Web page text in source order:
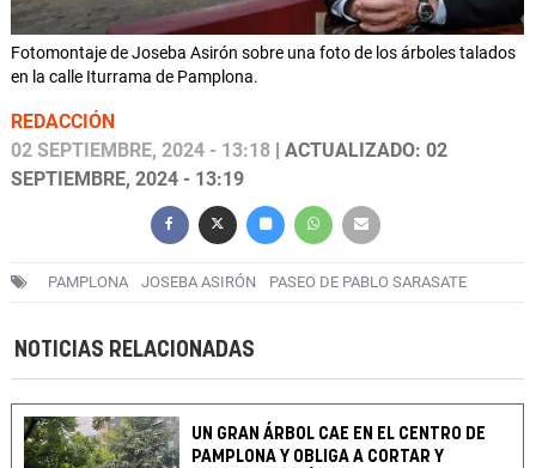
Fotomontaje de Joseba Asirón sobre una foto de los árboles talados
en la calle Iturrama de Pamplona.
REDACCIÓN
02 SEPTIEMBRE, 2024 - 13:18 | ACTUALIZADO: 02
SEPTIEMBRE, 2024 - 13:19
PAMPLONA JOSEBA ASIRÓN PASEO DE PABLO SARASATE
NOTICIAS RELACIONADAS
UN GRAN ÁRBOL CAE EN EL CENTRO DE
PAMPLONA Y OBLIGA A CORTAR Y